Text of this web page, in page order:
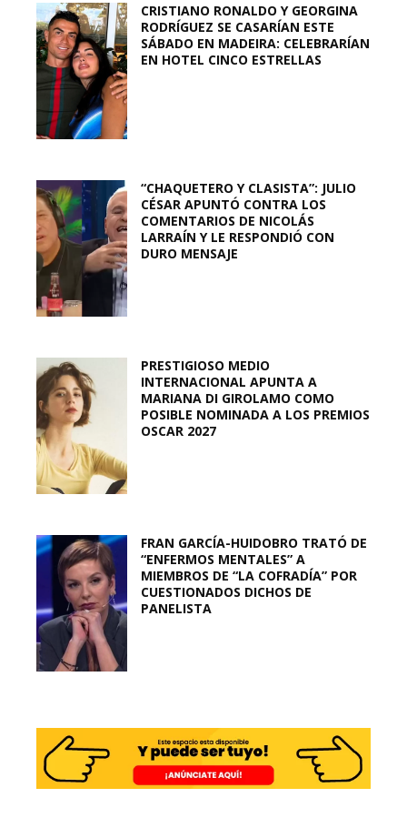
CRISTIANO RONALDO Y GEORGINA
RODRÍGUEZ SE CASARÍAN ESTE
SÁBADO EN MADEIRA: CELEBRARÍAN
EN HOTEL CINCO ESTRELLAS
“CHAQUETERO Y CLASISTA”: JULIO
CÉSAR APUNTÓ CONTRA LOS
COMENTARIOS DE NICOLÁS
LARRAÍN Y LE RESPONDIÓ CON
DURO MENSAJE
PRESTIGIOSO MEDIO
INTERNACIONAL APUNTA A
MARIANA DI GIROLAMO COMO
POSIBLE NOMINADA A LOS PREMIOS
OSCAR 2027
FRAN GARCÍA-HUIDOBRO TRATÓ DE
“ENFERMOS MENTALES” A
MIEMBROS DE “LA COFRADÍA” POR
CUESTIONADOS DICHOS DE
PANELISTA